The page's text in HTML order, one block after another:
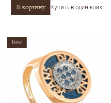
В корзину Купить в один клик
New